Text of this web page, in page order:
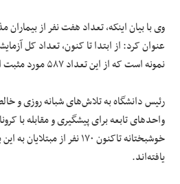
نمونه است که از این تعداد ۵۸۷ مورد مثبت اعلام شده است.
رئیس دانشگاه به تلاش‌های شبانه روزی و
واحدهای تابعه برای پیشگیری و مقابله با
خوشبختانه تاکنون ۱۷۰ نفر از
یافته‌اند.